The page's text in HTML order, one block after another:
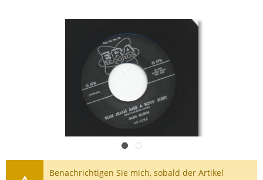
Benachrichtigen Sie mich, sobald der Artikel